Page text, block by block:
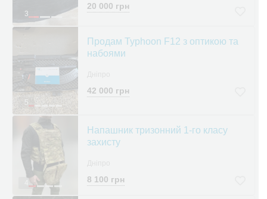
3
20 000 грн
5
Продам Typhoon F12 з оптикою та
набоями
42 000 грн
Напашник тризонний 1-го класу
захисту
8 100 грн